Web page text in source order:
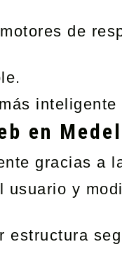
de
inteligente
en
gracias a
usuario y